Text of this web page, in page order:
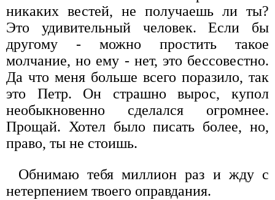
никаких вестей, не получаешь ли ты?
Это удивительный человек. Если бы
другому - можно простить такое
молчание, но ему - нет, это бессовестно.
Да что меня больше всего поразило, так
это Петр. Он страшно вырос, купол
необыкновенно сделался огромнее.
Прощай. Хотел было писать более, но,
право, ты не стоишь.
Обнимаю тебя миллион раз и жду с
нетерпением твоего оправдания.